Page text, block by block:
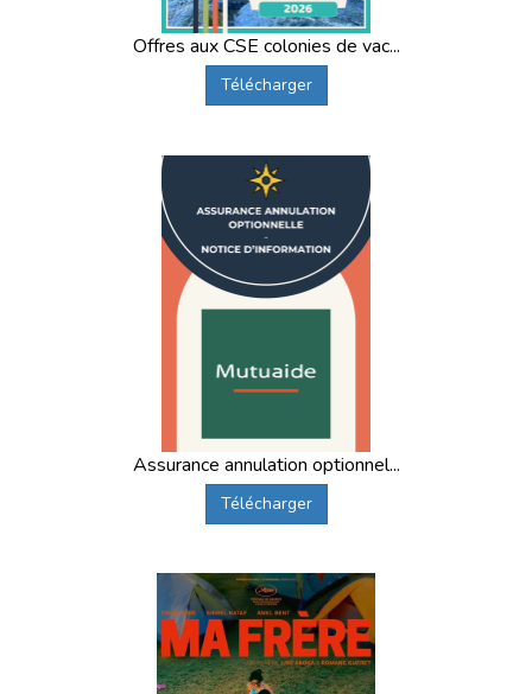
Offres aux CSE colonies de vac...
Télécharger
Assurance annulation optionnel...
Télécharger